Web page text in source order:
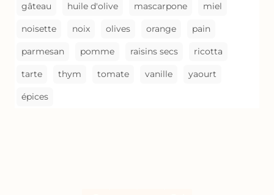
gâteau huile d'olive mascarpone miel
noisette noix olives orange pain
parmesan pomme raisins secs ricotta
tarte thym tomate vanille yaourt
épices